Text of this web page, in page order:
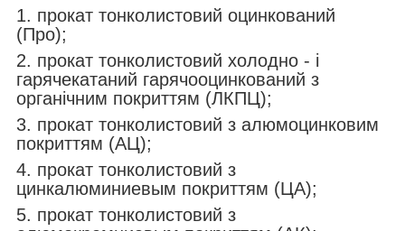
1. прокат тонколистовий оцинкований
(Про);
2. прокат тонколистовий холодно - і
гарячекатаний гарячооцинкований з
органічним покриттям (ЛКПЦ);
3. прокат тонколистовий з алюмоцинковим
покриттям (АЦ);
4. прокат тонколистовий з
цинкалюминиевым покриттям (ЦА);
5. прокат тонколистовий з